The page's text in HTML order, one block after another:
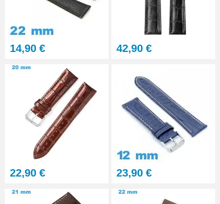
Gros pointeau de pose
manipulation bracelet montre
7,90 €
Outil pointeau de pose suisse
professionnel BERGEON
Pointeau de Pose Tête
Interchangeable
14,90 € 42,90 €
22,90 € 23,90 €